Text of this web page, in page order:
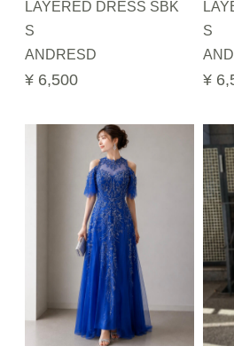
LAYERED DRESS SBK
S
ANDRESD
¥ 6,500
S
¥